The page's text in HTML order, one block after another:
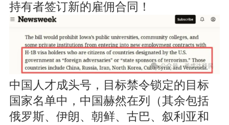
持有者签订新的雇佣合同！
中国人才成头号，目标禁令锁定的目标
国家名单中，中国赫然在列（其余包括
俄罗斯、伊朗、朝鲜、古巴、叙利亚和